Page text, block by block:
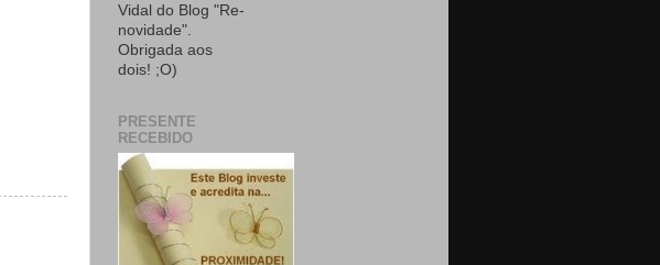
Vidal do Blog "Re-
novidade".
Obrigada aos
dois! ;O)
PRESENTE
RECEBIDO